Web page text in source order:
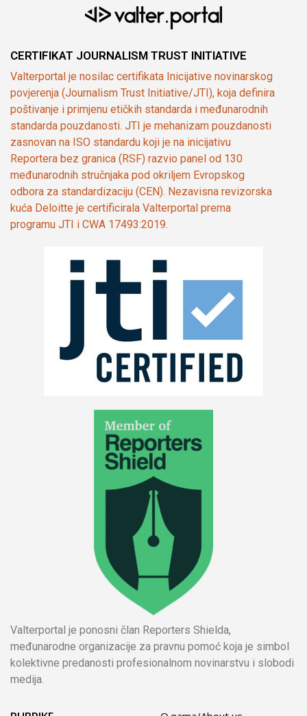
CERTIFIKAT JOURNALISM TRUST INITIATIVE
Valterportal je nosilac certifikata Inicijative novinarskog
povjerenja (Journalism Trust Initiative/JTI), koja definira
poštivanje i primjenu etičkih standarda i međunarodnih
standarda pouzdanosti. JTI je mehanizam pouzdanosti
zasnovan na ISO standardu koji je na inicijativu
Reportera bez granica (RSF) razvio panel od 130
međunarodnih stručnjaka pod okriljem Evropskog
odbora za standardizaciju (CEN). Nezavisna revizorska
kuća Deloitte je certificirala Valterportal prema
programu JTI i CWA 17493:2019.
Valterportal je ponosni član Reporters Shielda,
međunarodne organizacije za pravnu pomoć koja je simbol
kolektivne predanosti profesionalnom novinarstvu i slobodi
medija.